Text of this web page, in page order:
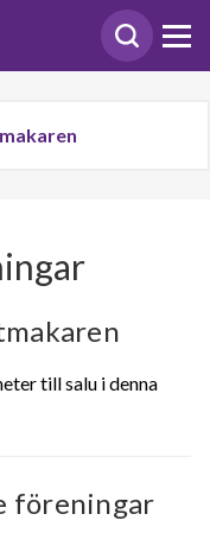
till salu i denna
föreningar